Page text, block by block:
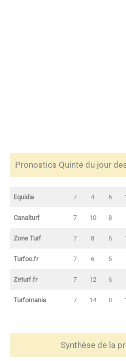
Pronostics Quinté du jour
Equidia 7 4 6
Canalturf 7 10 8
Zone Turf 7 8 6
Turfoo.fr 7 6 5
Zeturf.fr 7 12 6
Turfomania 7 14 8
Synthèse de la